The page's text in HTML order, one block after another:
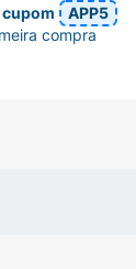
cupom
APP5
compra